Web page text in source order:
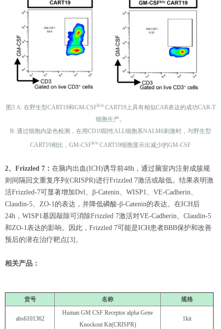
图3 A: 在野生型CART19和GM-CSFk/oCART19上具有相似CAR表达的成功CAR-T
细胞生产。
B: 通过细胞内染色检测，在用CD19阳性ALL细胞系NALM6刺激时，与野生型
CART19相比，GM-CSFk/o CART19细胞显示出减少的GM-CSF
2、Frizzled 7： 在脑内出血(ICH)诱导前48h，通过脑室内注射成簇规
则间隔回文重复序列(CRISPR)进行Frizzled 7激活或敲低。结果表明激
活Frizzled-7可显著增加Dvl、β-Catenin、WISP1、VE-Cadherin、
Claudin-5、ZO-1的表达，并降低磷酸-β-Catenin的表达。在ICH后
24h，WISP1基因敲除可消除Frizzled 7激活对VE-Cadherin、Claudin-5
和ZO-1表达的影响。因此，Frizzled 7可能是ICH患者BBB保护和改善
预后的潜在治疗靶点[3]。
相关产品：
货号 名称 规格
abs6101362
Human GM CSF Receptor alpha Gene
Knockout Kit(CRISPR)
1kit